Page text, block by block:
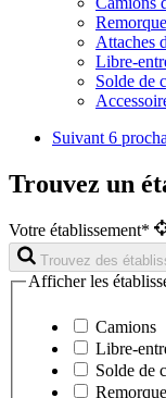
Attaches
Libre-
Solde de
Suivant 6
Trouvez un
Votre établissement*
Trouvez des
Afficher les
Camions
Libre-
Solde de